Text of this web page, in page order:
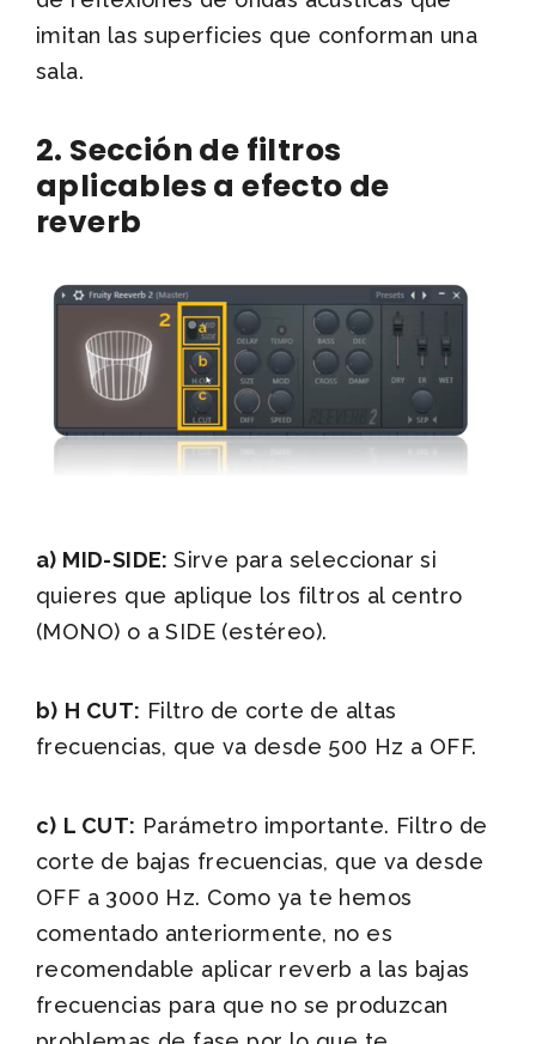
imitan las superficies que conforman una
sala.
2. Sección de filtros
aplicables a efecto de
reverb
a) MID-SIDE:Sirve para seleccionar si
quieres que aplique los filtros al centro
(MONO) o a SIDE (estéreo).
b) H CUT: Filtro de corte de altas
frecuencias, que va desde 500 Hz a OFF.
c) L CUT: Parámetro importante. Filtro de
corte de bajas frecuencias, que va desde
OFF a 3000 Hz. Como ya te hemos
comentado anteriormente, no es
recomendable aplicar reverb a las bajas
frecuencias para que no se produzcan